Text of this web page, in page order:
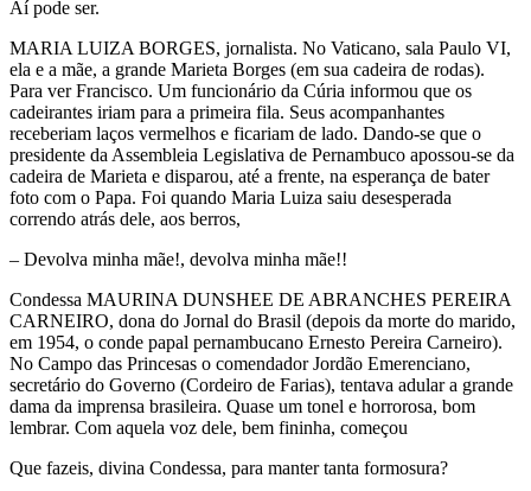
Aí pode ser.
MARIA LUIZA BORGES, jornalista. No Vaticano, sala Paulo VI,
ela e a mãe, a grande Marieta Borges (em sua cadeira de rodas).
Para ver Francisco. Um funcionário da Cúria informou que os
cadeirantes iriam para a primeira fila. Seus acompanhantes
receberiam laços vermelhos e ficariam de lado. Dando-se que o
presidente da Assembleia Legislativa de Pernambuco apossou-se da
cadeira de Marieta e disparou, até a frente, na esperança de bater
foto com o Papa. Foi quando Maria Luiza saiu desesperada
correndo atrás dele, aos berros,
– Devolva minha mãe!, devolva minha mãe!!
Condessa MAURINA DUNSHEE DE ABRANCHES PEREIRA
CARNEIRO, dona do Jornal do Brasil (depois da morte do marido,
em 1954, o conde papal pernambucano Ernesto Pereira Carneiro).
No Campo das Princesas o comendador Jordão Emerenciano,
secretário do Governo (Cordeiro de Farias), tentava adular a grande
dama da imprensa brasileira. Quase um tonel e horrorosa, bom
lembrar. Com aquela voz dele, bem fininha, começou
Que fazeis, divina Condessa, para manter tanta formosura?